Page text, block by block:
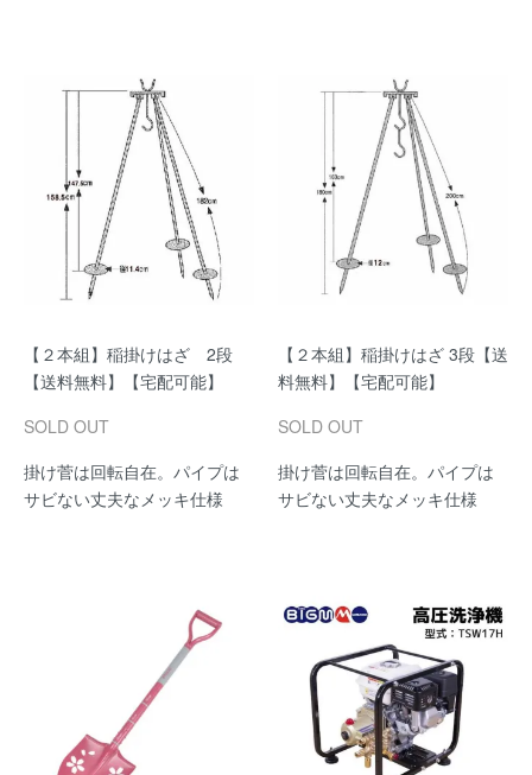
【２本組】稲掛けはざ 2段
【送料無料】【宅配可能】
SOLD OUT
掛け菅は回転自在。パイプは
サビない丈夫なメッキ仕様
【２本組】稲掛けはざ 3段【送
料無料】【宅配可能】
SOLD OUT
掛け菅は回転自在。パイプは
サビない丈夫なメッキ仕様